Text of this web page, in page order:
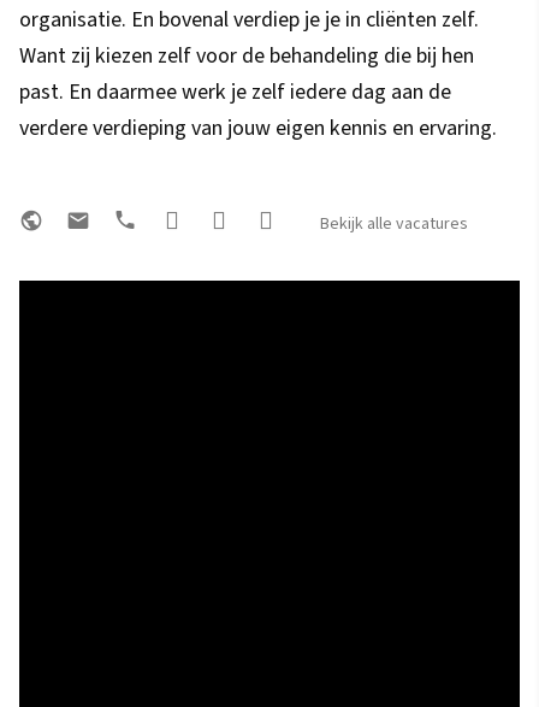
organisatie. En bovenal verdiep je je in cliënten zelf.
Want zij kiezen zelf voor de behandeling die bij hen
past. En daarmee werk je zelf iedere dag aan de
verdere verdieping van jouw eigen kennis en ervaring.
Bekijk alle vacatures